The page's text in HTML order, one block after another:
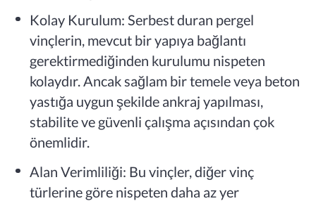
Kolay Kurulum: Serbest duran pergel
vinçlerin, mevcut bir yapıya bağlantı
gerektirmediğinden kurulumu nispeten
kolaydır. Ancak sağlam bir temele veya beton
yastığa uygun şekilde ankraj yapılması,
stabilite ve güvenli çalışma açısından çok
önemlidir.
Alan Verimliliği: Bu vinçler, diğer vinç
türlerine göre nispeten daha az yer